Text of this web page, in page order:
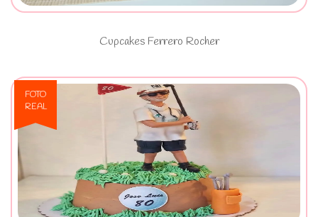
Cupcakes Ferrero Rocher
FOTO
REAL
Ver Tarta de Golf con figura
personalizada de Fondant con
bizcocho de chocolate con
buttercream de fresa